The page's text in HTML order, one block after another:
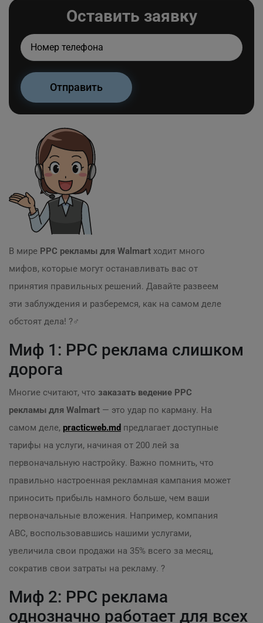
Оставить заявку
В мире PPC рекламы для Walmart ходит много
мифов, которые могут останавливать вас от
принятия правильных решений. Давайте развеем
эти заблуждения и разберемся, как на самом деле
обстоят дела! ?️‍♂️
Миф 1: PPC реклама слишком
дорога
Многие считают, что заказать ведение PPC
рекламы для Walmart — это удар по карману. На
самом деле, practicweb.md предлагает доступные
тарифы на услуги, начиная от 200 лей за
первоначальную настройку. Важно помнить, что
правильно настроенная рекламная кампания может
приносить прибыль намного больше, чем ваши
первоначальные вложения. Например, компания
ABC, воспользовавшись нашими услугами,
увеличила свои продажи на 35% всего за месяц,
сократив свои затраты на рекламу. ?
Миф 2: PPC реклама
однозначно работает для всех